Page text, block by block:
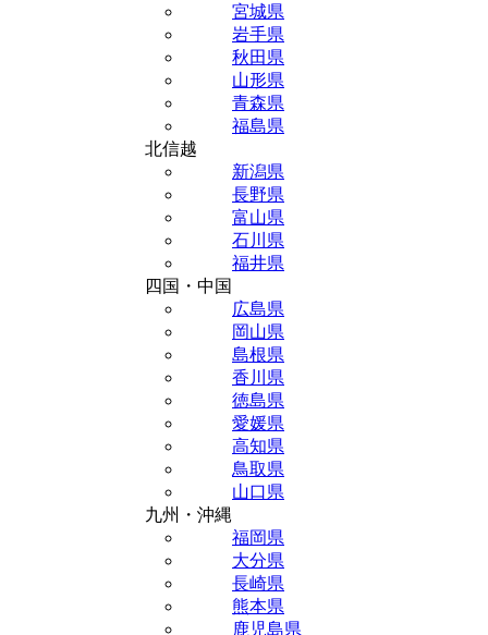
宮城県
岩手県
秋田県
山形県
青森県
福島県
北信越
新潟県
長野県
富山県
石川県
福井県
四国・中国
広島県
岡山県
島根県
香川県
徳島県
愛媛県
高知県
鳥取県
山口県
九州・沖縄
福岡県
大分県
長崎県
熊本県
鹿児島県